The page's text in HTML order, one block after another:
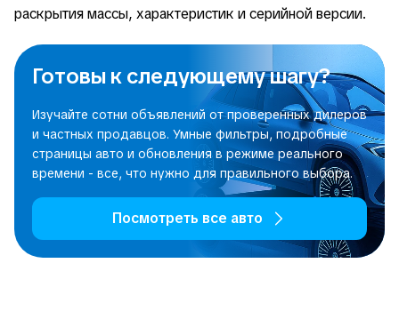
раскрытия массы, характеристик и серийной версии.
Готовы к следующему шагу?
Изучайте сотни объявлений от проверенных дилеров
и частных продавцов. Умные фильтры, подробные
страницы авто и обновления в режиме реального
времени - все, что нужно для правильного выбора.
Посмотреть все авто